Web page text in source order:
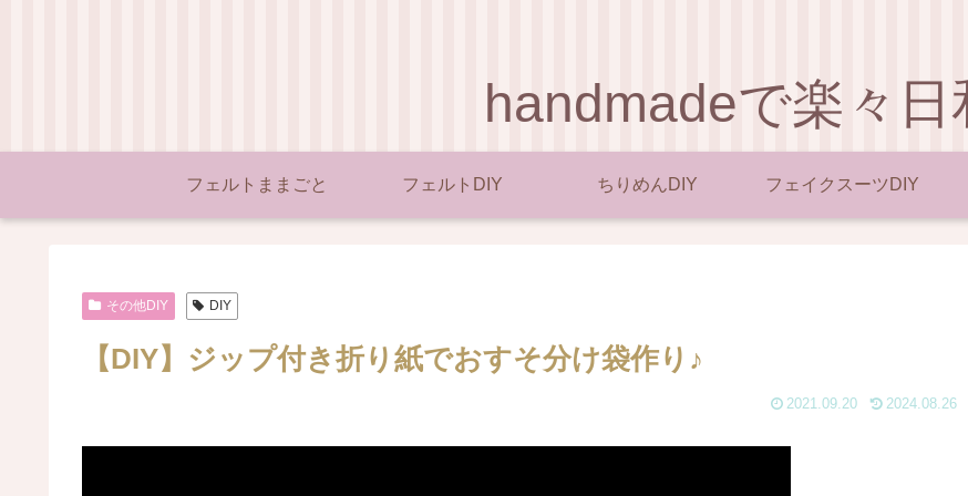
handmadeで楽々日
フェルトままごと フェルトDIY ちりめんDIY フェイクスーツDIY
その他DIY DIY
【DIY】ジップ付き折り紙でおすそ分け袋作り♪
2021.09.20 2024.08.26